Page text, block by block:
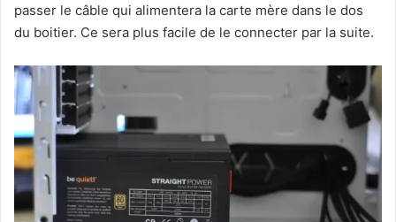
passer le câble qui alimentera la carte mère dans le dos
du boitier. Ce sera plus facile de le connecter par la suite.